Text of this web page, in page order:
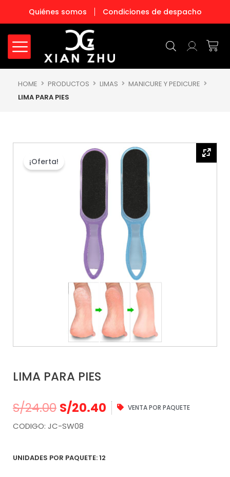
contenido
Quiénes somos Condiciones de despacho
HOME PRODUCTOS LIMAS
MANICURE Y PEDICURE
LIMA PARA PIES
¡Oferta!
LIMA PARA PIES
S/24.00 S/20.40 VENTA POR PAQUETE
CODIGO: JC-SW08
UNIDADES POR PAQUETE: 12